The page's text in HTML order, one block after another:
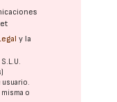
y la
o